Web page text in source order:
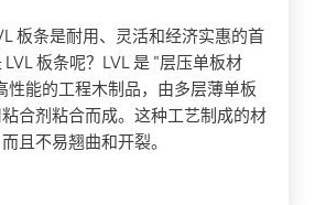
板条是耐用、灵活和经济实惠的首
板条呢？LVL 是 "层压单板材
性能的工程木制品，由多层薄单板
合剂粘合而成。这种工艺制成的材
且不易翘曲和开裂。